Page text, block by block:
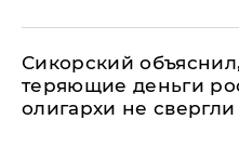
Сикорский
теряющие деньги
олигархи не